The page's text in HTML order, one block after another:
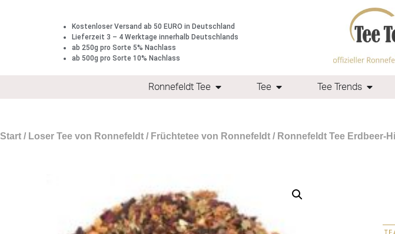
Kostenloser Versand ab 50 EURO in Deutschland
Lieferzeit 3 – 4 Werktage innerhalb Deutschlands
ab 250g pro Sorte 5% Nachlass
ab 500g pro Sorte 10% Nachlass
Ronnefeldt Tee Tee Tee Trends
Start / Loser Tee von Ronnefeldt / Früchtetee von Ronnefeldt / Ronnefeldt Tee Erdbeer-